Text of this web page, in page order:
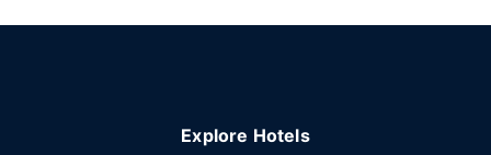
Explore Hotels